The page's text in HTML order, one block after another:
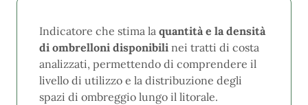
Indicatore che stima la quantità e la densità
di ombrelloni disponibili nei tratti di costa
analizzati, permettendo di comprendere il
livello di utilizzo e la distribuzione degli
spazi di ombreggio lungo il litorale.